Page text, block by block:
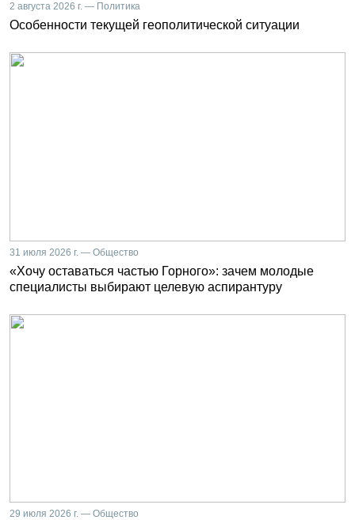
2 августа 2026 г. — Политика
Особенности текущей геополитической ситуации
31 июля 2026 г. — Общество
«Хочу оставаться частью Горного»: зачем молодые
специалисты выбирают целевую аспирантуру
29 июля 2026 г. — Общество